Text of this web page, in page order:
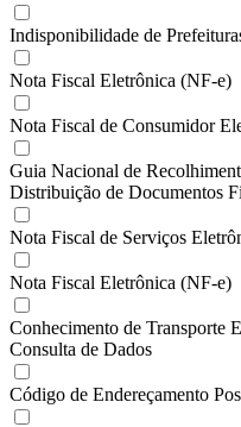
Indisponibilidade de
Nota Fiscal Eletrônica (NF-e)
Nota Fiscal de Consumidor
Guia Nacional de
Distribuição de Documentos
Nota Fiscal de Serviços
Nota Fiscal Eletrônica (NF-e)
Conhecimento de Transporte
Consulta de Dados
Código de Endereçamento